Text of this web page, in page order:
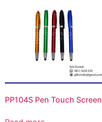
PP104S Pen Touch Screen